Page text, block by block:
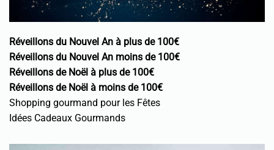
Réveillons du Nouvel An à plus de 100€
Réveillons du Nouvel An moins de 100€
Réveillons de Noël à plus de 100€
Réveillons de Noël à moins de 100€
Shopping gourmand pour les Fêtes
Idées Cadeaux Gourmands